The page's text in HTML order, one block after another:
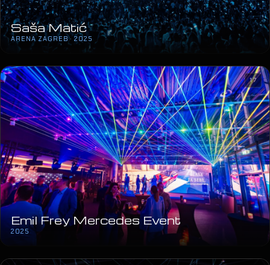
Saša Matić
ARENA ZAGREB · 2025
Emil Frey Mercedes Event
2025
17